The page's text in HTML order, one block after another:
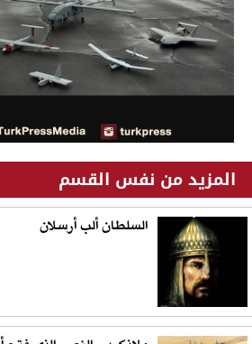
المزيد من نفس القسم
السلطان ألب أرسلان